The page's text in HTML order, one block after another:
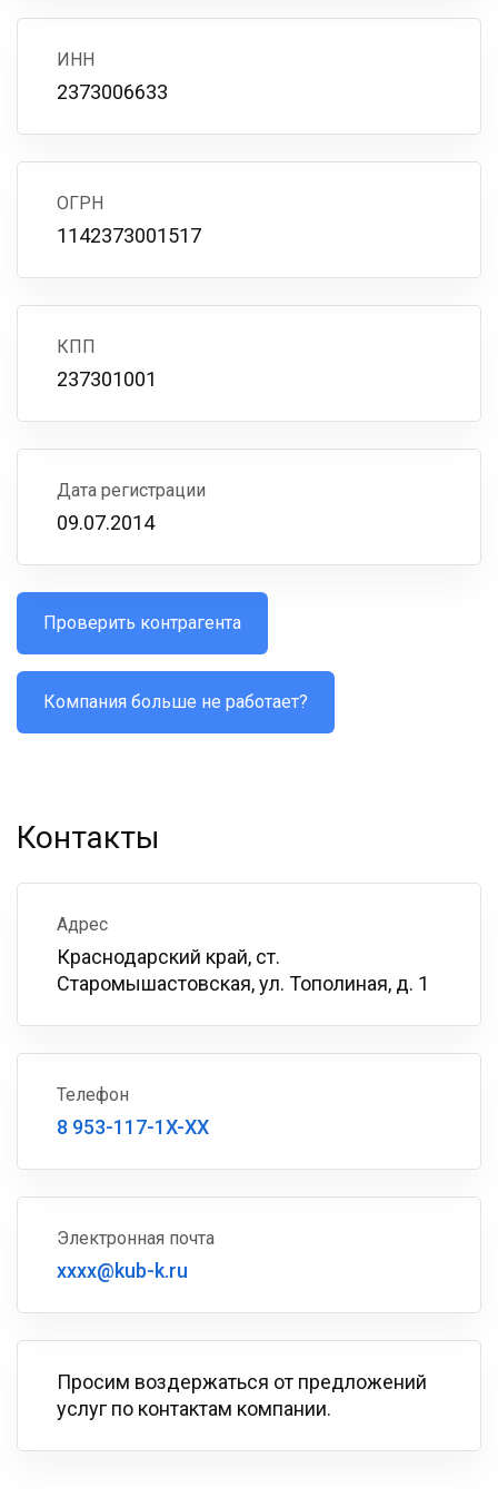
ИНН
2373006633
ОГРН
1142373001517
КПП
237301001
Дата регистрации
09.07.2014
Проверить контрагента
Компания больше не работает?
Контакты
Адрес
Краснодарский край, ст.
Старомышастовская, ул. Тополиная, д. 1
Телефон
8 953-117-1X-XX
Электронная почта
xxxx@kub-k.ru
Просим воздержаться от предложений
услуг по контактам компании.